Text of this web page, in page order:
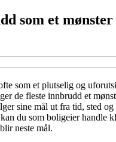
som et mønster
som et plutselig og
de fleste innbrudd et
sine mål ut fra tid, sted og
du som boligeier handle
neste mål.